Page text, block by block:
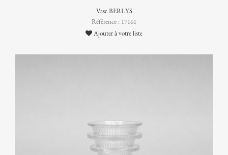
Vase BERLYS
Référence : 17161
Ajouter à votre liste